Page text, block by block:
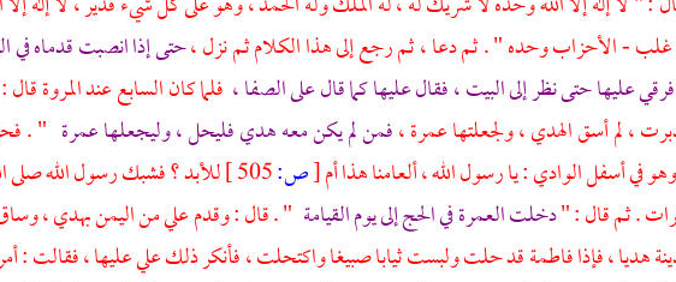
غلب - الأحزاب وحده " . ثم دعا ، ثم رجع إلى هذا الكلام ثم نزل ،حتى إذا انصبت قدماه
فرقي عليها حتى نظر إلى البيت ، فقال عليها كما قال علىالصفا ، فلما كان السابع عندالمروةقال
، لم أسق الهدي ، ولجعلتها عمرة ،فمن لم يكن معه هدي فليحل ، وليجعلها عمرة " .
وهو في أسفل الوادي : يا رسول الله ، ألعامنا هذا أم[ص:
للأبد ؟ فشبك رسول الله صلى
. ثم قال : "دخلت العمرة في الحج إلى يوم القيامة " . قال : وقدمعليمناليمنبهدي ،
هديا ، فإذافاطمةقد حلت ولبست ثيابا صبيغا واكتحلت ، فأنكر ذلكعليعليها ، فقالت :